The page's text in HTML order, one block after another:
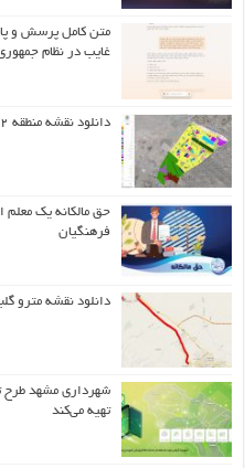
متن کامل پرسش و
غایب در نظام
دانلود نقشه منطقه ۱۲ مشهد (الهیه) به تفکیک کاربریها
حق مالکانه یک معلم
فرهنگیان
دانلود نقشه مترو
شهرداری مشهد طرح
تهیه می‌کند